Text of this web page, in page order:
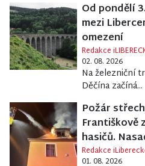
Od pondělí
mezi
omezení
Redakce
02. 08. 2026
Na železniční
Děčína začíná...
Požár
Františkově
hasičů.
Redakce
01. 08. 2026